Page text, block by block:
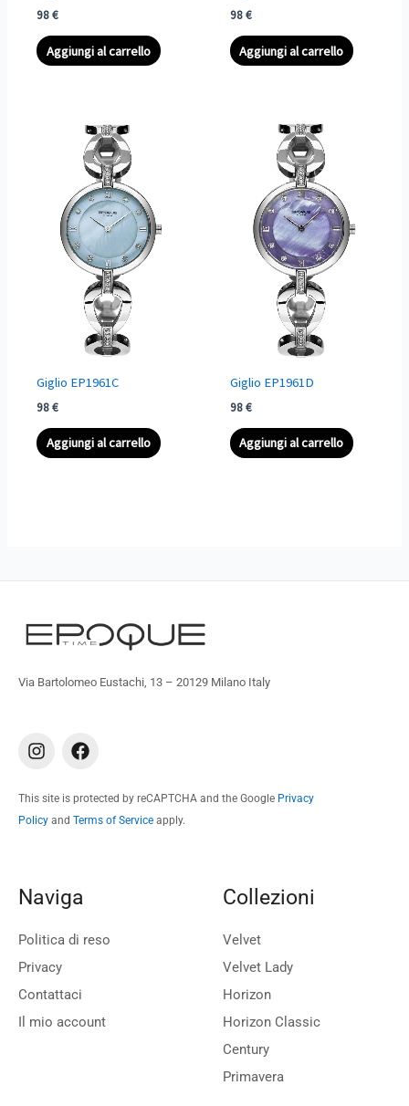
98€
Aggiungi al carrello
98€
Aggiungi al carrello
Giglio EP1961C
98€
Aggiungi al carrello
Giglio EP1961D
98€
Aggiungi al carrello
Via Bartolomeo Eustachi, 13 – 20129 Milano Italy
I
n
t
a
g
F
a
e
b
o
This site is protected by reCAPTCHA and the Google Privacy
Policy and Terms of Service apply.
Naviga
Politica di reso
Privacy
Contattaci
Il mio account
Collezioni
Velvet
Velvet Lady
Horizon
Horizon Classic
Century
Primavera